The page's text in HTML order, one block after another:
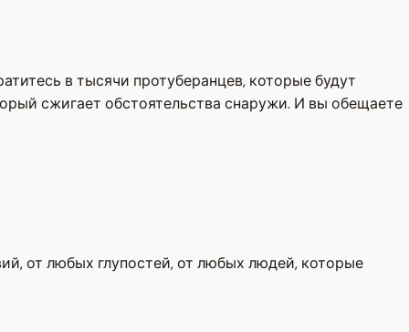
в тысячи протуберанцев, которые будут
сжигает обстоятельства снаружи. И вы обещаете
от любых глупостей, от любых людей, которые